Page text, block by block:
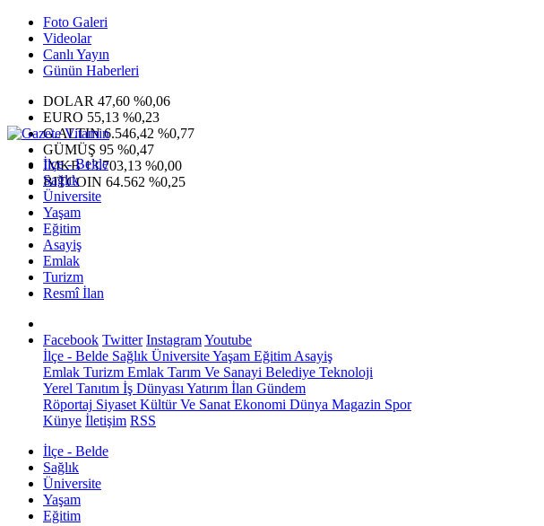
Foto Galeri
Videolar
Canlı Yayın
Günün Haberleri
DOLAR 47,60 %0,06
EURO 55,13 %0,23
G.ALTIN6.546,42 %0,77
GÜMÜŞ 95 %0,47
IMKB13.703,13 %0,00
BITCOIN 64.562 %0,25
İlçe - Belde
Sağlık
Üniversite
Yaşam
Eğitim
Asayiş
Emlak
Turizm
Resmî İlan
Facebook Twitter InstagramYoutube
İlçe - Belde Sağlık ÜniversiteYaşam Eğitim Asayiş
Emlak Turizm Emlak Tarım Ve Sanayi Belediye Teknoloji
Yerel Tanıtım İş Dünyası Yatırım İlan Gündem
Röportaj Siyaset Kültür Ve Sanat Ekonomi Dünya Magazin Spor
Künye İletişim RSS
İlçe - Belde
Sağlık
Üniversite
Yaşam
Eğitim